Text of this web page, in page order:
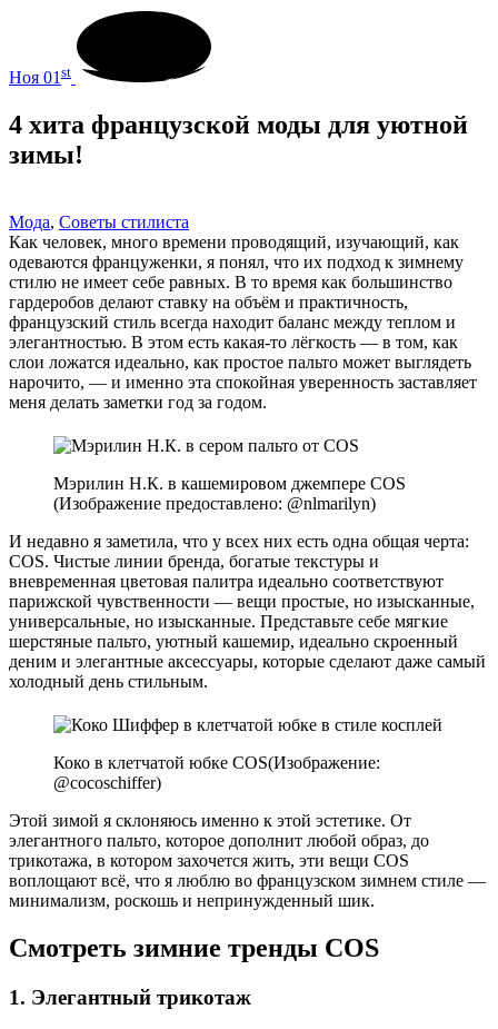
Ноя 01st
4 хита французской моды для уютной
зимы!
Мода, Советы стилиста
Как человек, много времени проводящий, изучающий, как
одеваются француженки, я понял, что их подход к зимнему
стилю не имеет себе равных. В то время как большинство
гардеробов делают ставку на объём и практичность,
французский стиль всегда находит баланс между теплом и
элегантностью. В этом есть какая-то лёгкость — в том, как
слои ложатся идеально, как простое пальто может выглядеть
нарочито, — и именно эта спокойная уверенность заставляет
меня делать заметки год за годом.
Мэрилин Н.К. в кашемировом джемпере COS
(Изображение предоставлено: @nlmarilyn)
И недавно я заметила, что у всех них есть одна общая черта:
COS. Чистые линии бренда, богатые текстуры и
вневременная цветовая палитра идеально соответствуют
парижской чувственности — вещи простые, но изысканные,
универсальные, но изысканные. Представьте себе мягкие
шерстяные пальто, уютный кашемир, идеально скроенный
деним и элегантные аксессуары, которые сделают даже самый
холодный день стильным.
Коко в клетчатой ​​юбке COS(Изображение:
@cocoschiffer)
Этой зимой я склоняюсь именно к этой эстетике. От
элегантного пальто, которое дополнит любой образ, до
трикотажа, в котором захочется жить, эти вещи COS
воплощают всё, что я люблю во французском зимнем стиле —
минимализм, роскошь и непринужденный шик.
Смотреть зимние тренды COS
1. Элегантный трикотаж